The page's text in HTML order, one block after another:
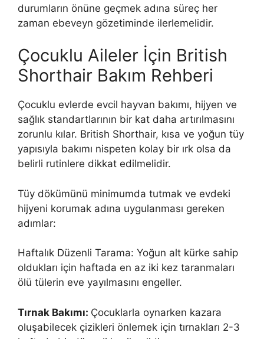
durumların önüne geçmek adına süreç her
zaman ebeveyn gözetiminde ilerlemelidir.
Çocuklu Aileler İçin British
Shorthair Bakım Rehberi
Çocuklu evlerde evcil hayvan bakımı, hijyen ve
sağlık standartlarının bir kat daha artırılmasını
zorunlu kılar. British Shorthair, kısa ve yoğun tüy
yapısıyla bakımı nispeten kolay bir ırk olsa da
belirli rutinlere dikkat edilmelidir.
Tüy dökümünü minimumda tutmak ve evdeki
hijyeni korumak adına uygulanması gereken
adımlar:
Haftalık Düzenli Tarama: Yoğun alt kürke sahip
oldukları için haftada en az iki kez taranmaları
ölü tülerin eve yayılmasını engeller.
Tırnak Bakımı: Çocuklarla oynarken kazara
oluşabilecek çizikleri önlemek için tırnakları 2-3